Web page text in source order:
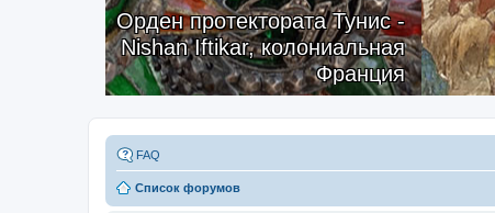
Орден протектората Тунис -
Nishan Iftikar, колониальная
Франция
FAQ
Список форумов